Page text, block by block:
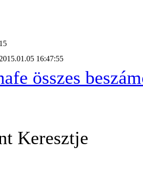
2015.01.05 16:47:55
összes
Keresztje